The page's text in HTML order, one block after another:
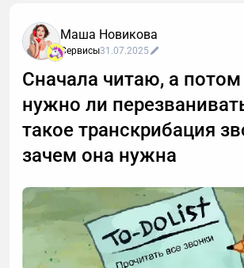
Маша Новикова
Сервисы31.07.2025
Сначала читаю, а
нужно ли
такое транскрибация
зачем она нужна